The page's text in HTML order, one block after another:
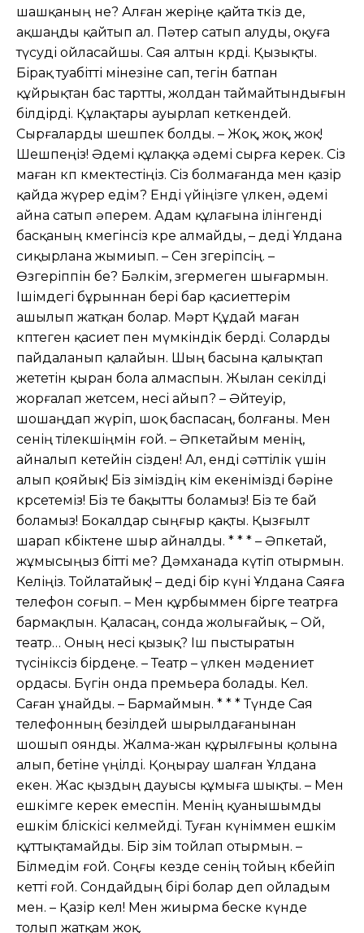
шашқаның не? Алған жеріңе қайта өткіз де,
ақшаңды қайтып ал. Пəтер сатып алуды, оқуға
түсуді ойласайшы. Сая алтын көрді. Қызықты.
Бірақ туабітті мінезіне сап, тегін батпан
құйрықтан бас тартты, жолдан таймайтындығын
білдірді. Құлақтары ауырлап кеткендей.
Сырғаларды шешпек болды. – Жоқ, жоқ, жоқ!
Шешпеңіз! Əдемі құлаққа əдемі сырға керек. Сіз
маған көп көмектестіңіз. Сіз болмағанда мен қазір
қайда жүрер едім? Енді үйіңізге үлкен, əдемі
айна сатып əперем. Адам құлағына ілінгенді
басқаның көмегінсіз көре алмайды, – деді Ұлдана
сиқырлана жымиып. – Сен өзгеріпсің. –
Өзгеріппін бе? Бəлкім, өзгермеген шығармын.
Ішімдегі бұрыннан бері бар қасиеттерім
ашылып жатқан болар. Мəрт Құдай маған
көптеген қасиет пен мүмкіндік берді. Соларды
пайдаланып қалайын. Шың басына қалықтап
жететін қыран бола алмаспын. Жылан секілді
жорғалап жетсем, несі айып? – Əйтеуір,
шошаңдап жүріп, шоқ баспасаң, болғаны. Мен
сенің тілекшіңмін ғой. – Əпкетайым менің,
айналып кетейін сізден! Ал, енді сəттілік үшін
алып қояйық! Біз өзіміздің кім екенімізді бəріне
көрсетеміз! Біз өте бақытты боламыз! Біз өте бай
боламыз! Бокалдар сыңғыр қақты. Қызғылт
шарап көбіктене шыр айналды. * * * – Əпкетай,
жұмысыңыз бітті ме? Дəмханада күтіп отырмын.
Келіңіз. Тойлатайық! – деді бір күні Ұлдана Саяға
телефон соғып. – Мен құрбыммен бірге театрға
бармақпын. Қаласаң, сонда жолығайық. – Ой,
театр… Оның несі қызық? Іш пыстыратын
түсініксіз бірдеңе. – Театр – үлкен мəдениет
ордасы. Бүгін онда премьера болады. Кел.
Саған ұнайды. – Бармаймын. * * * Түнде Сая
телефонның безілдей шырылдағанынан
шошып оянды. Жалма-жан құрылғыны қолына
алып, бетіне үңілді. Қоңырау шалған Ұлдана
екен. Жас қыздың дауысы құмыға шықты. – Мен
ешкімге керек емеспін. Менің қуанышымды
ешкім бөліскісі келмейді. Туған күніммен ешкім
құттықтамайды. Бір өзім тойлап отырмын. –
Білмедім ғой. Соңғы кезде сенің тойың көбейіп
кетті ғой. Сондайдың бірі болар деп ойладым
мен. – Қазір кел! Мен жиырма беске күнде
толып жатқам жоқ.